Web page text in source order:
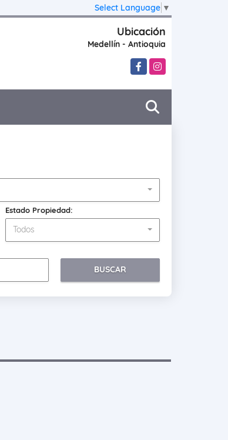
Select Language ▼
Ubicación
Medellín - Antioquia
FacebookInstagram
Estado Propiedad:
Todos
BUSCAR